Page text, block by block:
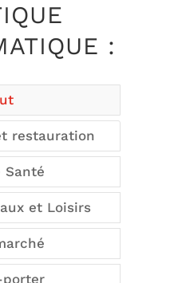
:
restauration
Santé
et Loisirs